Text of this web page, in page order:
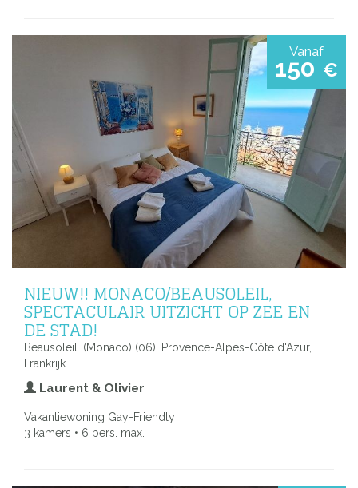
Vanaf
150 €
NIEUW!! MONACO/BEAUSOLEIL,
SPECTACULAIR UITZICHT OP ZEE EN
DE STAD!
Beausoleil. (Monaco) (06), Provence-Alpes-Côte d'Azur,
Frankrijk
Laurent & Olivier
Vakantiewoning Gay-Friendly
3 kamers • 6 pers. max.